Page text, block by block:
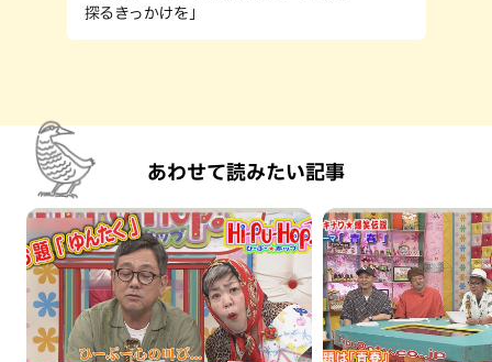
探るきっかけを」
あわせて読みたい記事